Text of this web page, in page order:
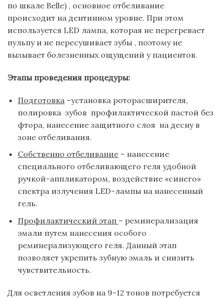
по шкале Belle) , основное отбеливание
происходит на дентинном уровне. При этом
используется LED лампа, которая не перегревает
пульпу и не пересушивает зубы , поэтому не
вызывает болезненных ощущений у пациентов.
Этапы проведения процедуры:
Подготовка –установка роторасширителя,
полировка зубов профилактической пастой без
фтора, нанесение защитного слоя на десну в
зоне отбеливания.
Собственно отбеливание– нанесение
специального отбеливающего геля удобной
ручкой-аппликатором, воздействие «синего»
спектра излучения LED-лампы на нанесенный
гель.
Профилактический этап – реминерализация
эмали путем нанесения особого
реминерализующего геля. Данный этап
позволяет укрепить зубную эмаль и снизить
чувствительность.
Для осветления зубов на 9-12 тонов потребуется